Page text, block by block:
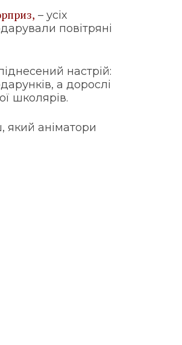
– усіх
повітряні
настрій:
а дорослі
школярів.
який аніматори